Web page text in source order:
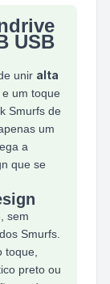
Smurfs
USB
unir alta
e um toque
Smurfs de
um
a
que se
sem
Smurfs.
preto ou